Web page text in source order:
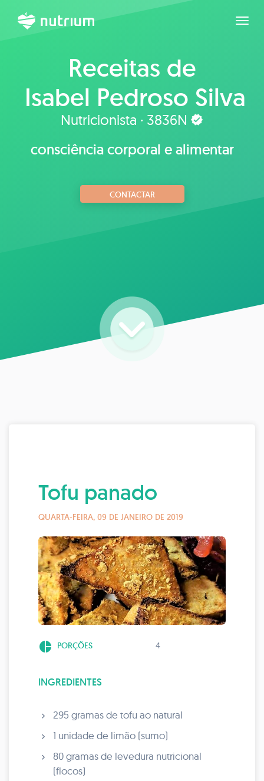
Receitas de
Isabel Pedroso Silva
Nutricionista · 3836N
consciência corporal e alimentar
CONTACTAR
Tofu panado
QUARTA-FEIRA, 09 DE JANEIRO DE 2019
pie_chart PORÇÕES 4
INGREDIENTES
295 gramas de tofu ao natural
1 unidade de limão (sumo)
80 gramas de levedura nutricional
(flocos)